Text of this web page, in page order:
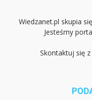
Wiedzanet.pl skupia
Jesteśmy
Skontaktuj się z